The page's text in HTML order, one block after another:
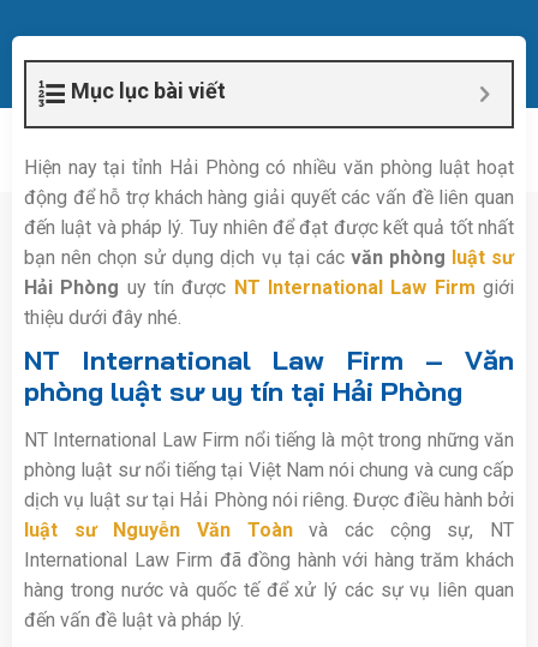
Mục lục bài viết
Hiện nay tại tỉnh Hải Phòng có nhiều văn phòng luật hoạt
động để hỗ trợ khách hàng giải quyết các vấn đề liên quan
đến luật và pháp lý. Tuy nhiên để đạt được kết quả tốt nhất
bạn nên chọn sử dụng dịch vụ tại các văn phòng luật sư
Hải Phòng uy tín được NT International Law Firm giới
thiệu dưới đây nhé.
NT International Law Firm –Văn
phòng luật sư uy tín tại Hải Phòng
NT International Law Firm nổi tiếng là một trong những văn
phòng luật sư nổi tiếng tại Việt Nam nói chung và cung cấp
dịch vụ luật sư tại Hải Phòng nói riêng. Được điều hành bởi
luật sư Nguyễn Văn Toànvà các cộng sự, NT
International Law Firm đã đồng hành với hàng trăm khách
hàng trong nước và quốc tế để xử lý các sự vụ liên quan
đến vấn đề luật và pháp lý.